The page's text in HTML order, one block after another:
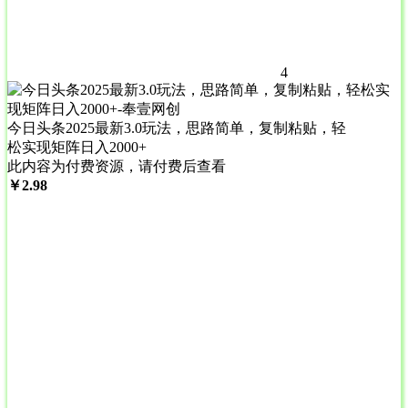
4
今日头条2025最新3.0玩法，思路简单，复制粘贴，轻
松实现矩阵日入2000+
此内容为付费资源，请付费后查看
￥2.98